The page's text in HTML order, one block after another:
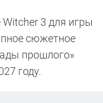
Witcher 3 для игры
сюжетное
прошлого»
году.